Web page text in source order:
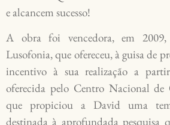
e alcancem sucesso!
A obra foi vencedora, em
Lusofonia, que ofereceu, à guisa de
incentivo à sua realização a
oferecida pelo Centro Nacional
que propiciou a David uma
destinada à aprofundada pesquisa